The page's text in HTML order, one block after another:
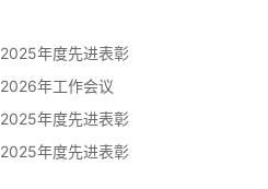
2025年度先进表彰
2026年工作会议
2025年度先进表彰
2025年度先进表彰